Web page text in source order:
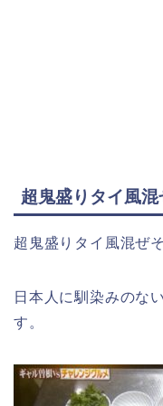
超鬼盛りタイ風
超鬼盛りタイ風混ぜ
日本人に馴染みのな
す。